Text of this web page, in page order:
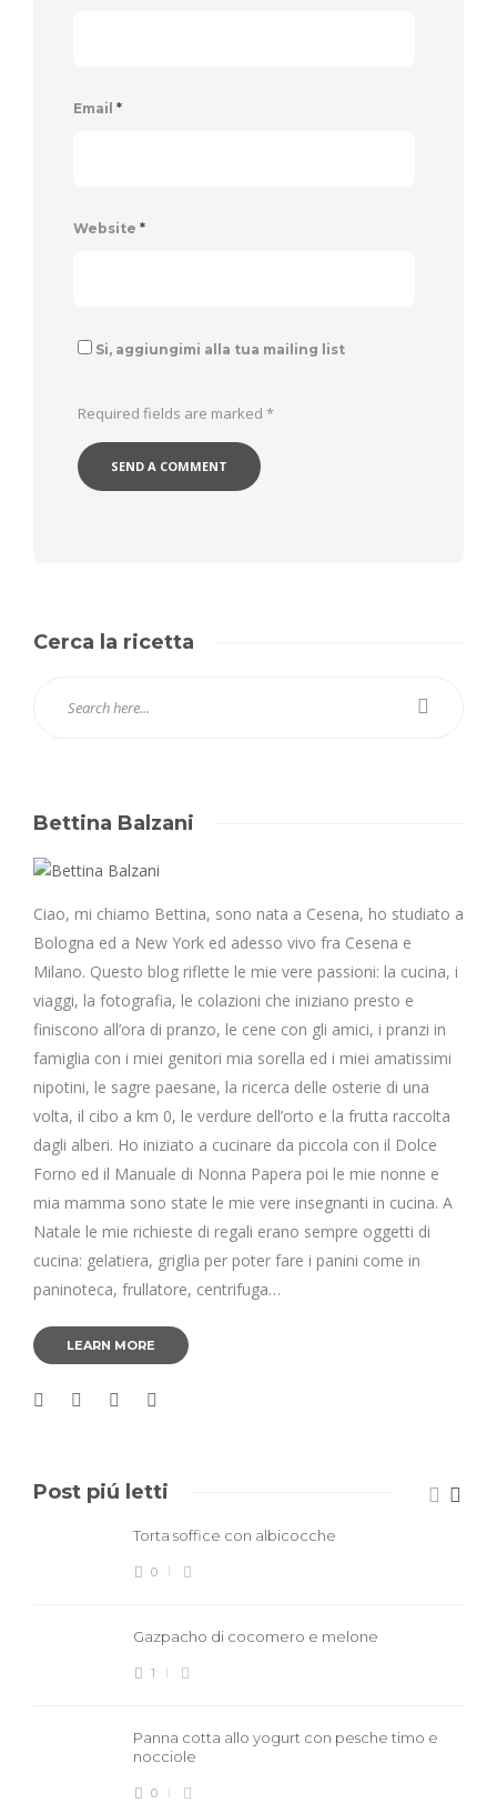
Email *
Website *
Si, aggiungimi alla tua mailing list
Required fields are marked *
Cerca la ricetta
Bettina Balzani
Ciao, mi chiamo Bettina, sono nata a Cesena, ho studiato a
Bologna ed a New York ed adesso vivo fra Cesena e
Milano. Questo blog riflette le mie vere passioni: la cucina, i
viaggi, la fotografia, le colazioni che iniziano presto e
finiscono all’ora di pranzo, le cene con gli amici, i pranzi in
famiglia con i miei genitori mia sorella ed i miei amatissimi
nipotini, le sagre paesane, la ricerca delle osterie di una
volta, il cibo a km 0, le verdure dell’orto e la frutta raccolta
dagli alberi. Ho iniziato a cucinare da piccola con il Dolce
Forno ed il Manuale di Nonna Papera poi le mie nonne e
mia mamma sono state le mie vere insegnanti in cucina. A
Natale le mie richieste di regali erano sempre oggetti di
cucina: gelatiera, griglia per poter fare i panini come in
paninoteca, frullatore, centrifuga…
LEARN MORE
Post piú letti
Torta soffice con albicocche
0
Gazpacho di cocomero e melone
1
Panna cotta allo yogurt con pesche timo e
nocciole
0